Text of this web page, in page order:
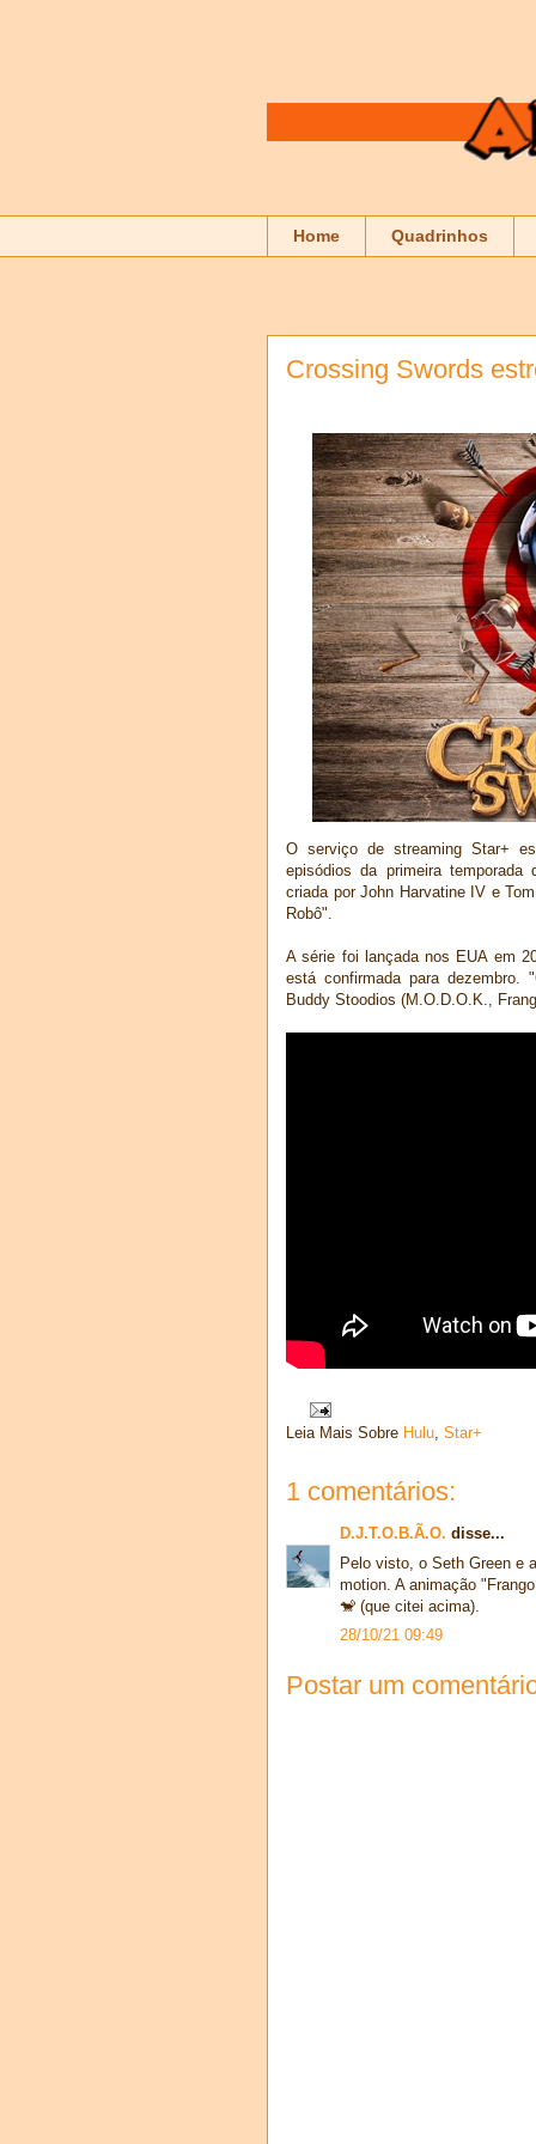
Home Quadrinhos
Crossing Swords
O serviço de streaming Star+
episódios da primeira temporada
criada por John Harvatine IV e
Robô".
A série foi lançada nos EUA em
está confirmada para dezembro.
Buddy Stoodios (M.O.D.O.K.,
Leia Mais Sobre Hulu, Star+
1 comentários:
D.J.T.O.B.Ã.O. disse...
Pelo visto, o Seth Green e
motion. A animação
🐒 (que citei acima).
28/10/21 09:49
Postar um